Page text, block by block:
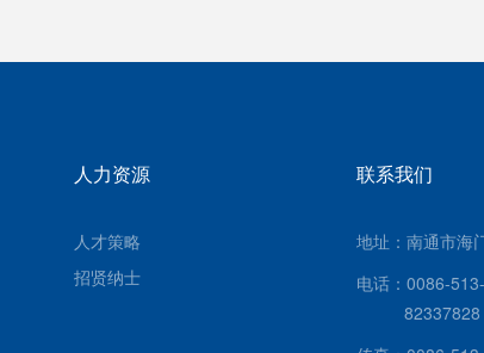
人力资源
人才策略
招贤纳士
联系我们
地址：南通市海
电话：0086-
82337828